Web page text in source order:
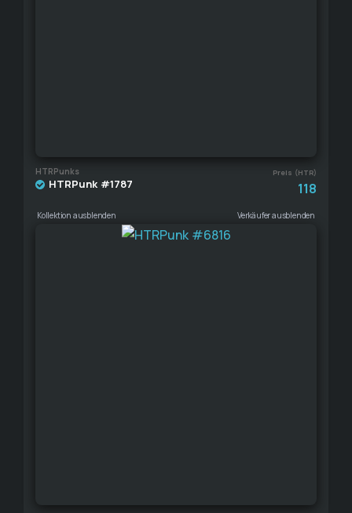
HTRPunks Preis (HTR)
HTRPunk #1787 118
Kollektion ausblenden Verkäufer ausblenden